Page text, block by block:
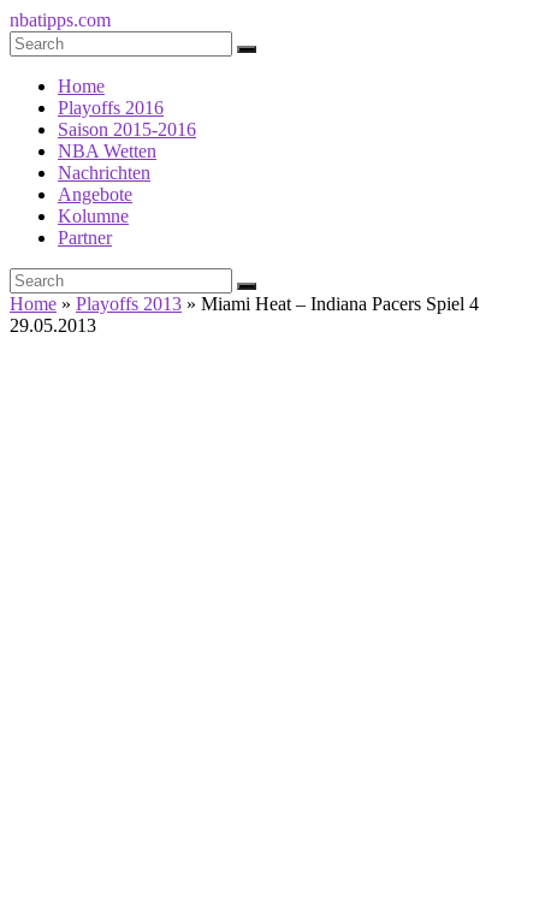
nbatipps.com
Home
Playoffs 2016
Saison 2015-2016
NBA Wetten
Nachrichten
Angebote
Kolumne
Partner
Home » Playoffs 2013 » Miami Heat – Indiana Pacers Spiel 4
29.05.2013